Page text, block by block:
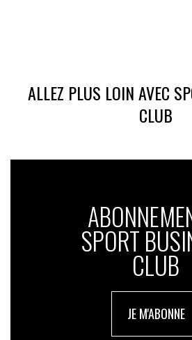
ALLEZ PLUS LOIN AVEC
CLUB
SPORT
CLUB
JE M'ABONNE